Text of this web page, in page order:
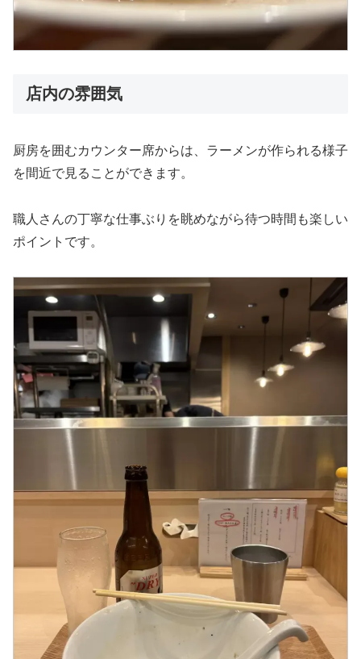
店内の雰囲気
厨房を囲むカウンター席からは、ラーメンが作られる様子
を間近で見ることができます。
職人さんの丁寧な仕事ぶりを眺めながら待つ時間も楽しい
ポイントです。